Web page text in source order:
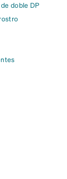
doble DP